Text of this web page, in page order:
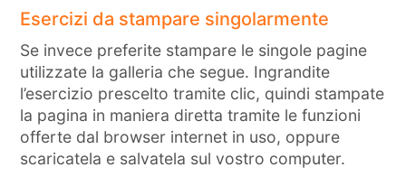
Esercizi da stampare singolarmente
Se invece preferite stampare le singole pagine
utilizzate la galleria che segue. Ingrandite
l’esercizio prescelto tramite clic, quindi stampate
la pagina in maniera diretta tramite le funzioni
offerte dal browser internet in uso, oppure
scaricatela e salvatela sul vostro computer.